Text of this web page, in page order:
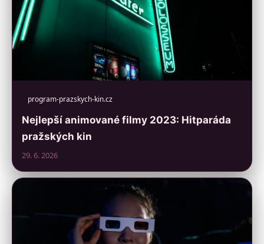
program-prazskych-kin.cz
Nejlepší animované filmy 2023: Hitparáda
pražských kin
29. 6. 2026